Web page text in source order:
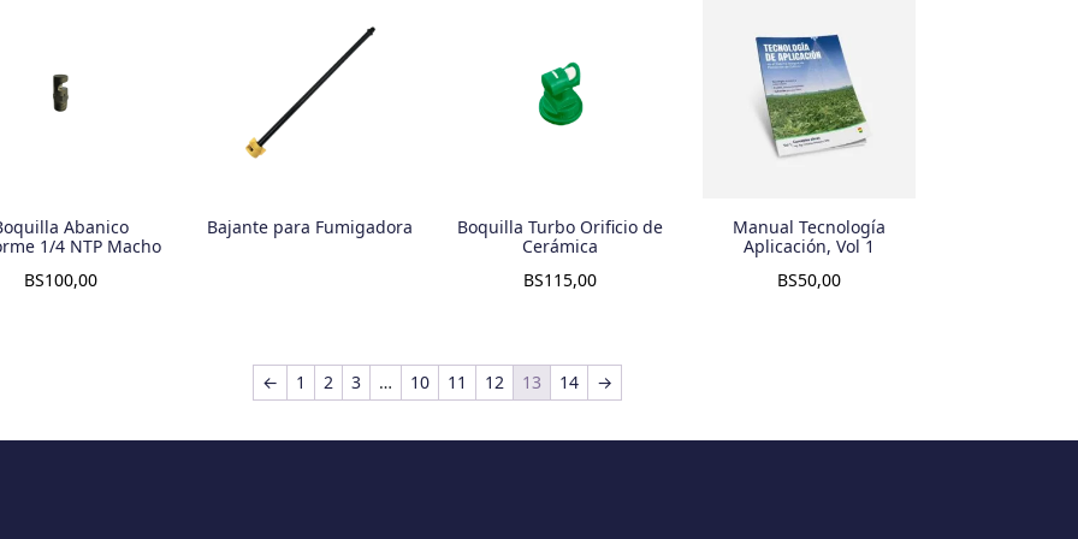
Abanico
1/4 NTP Macho
BS100,00
Bajante para Fumigadora
Boquilla Turbo Orificio de
Cerámica
BS115,00
Manual Tecnología
Aplicación, Vol 1
BS50,00
← 1 2 3 … 10 11 12 13 14 →